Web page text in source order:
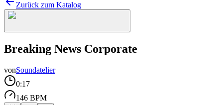
Zurück zum Katalog
Breaking News Corporate
vonSoundatelier
0:17
146 BPM